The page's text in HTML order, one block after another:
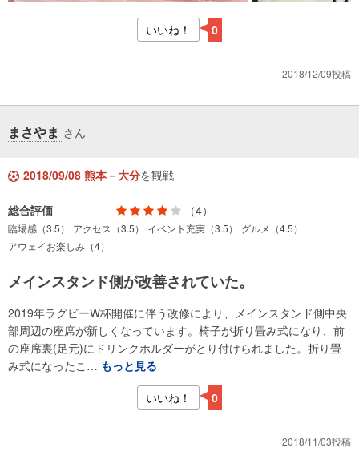
いいね！ 0
2018/12/09投稿
まさやま さん
2018/09/08 熊本－大分を観戦
総合評価 （4）
臨場感（3.5） アクセス（3.5） イベント充実（3.5）
グルメ（4.5）
アウェイお楽しみ（4）
メインスタンド側が改善されていた。
2019年ラグビーW杯開催に伴う改修により、メインスタンド側中央
部周辺の座席が新しくなっています。椅子が折り畳み式になり、前
の座席裏(足元)にドリンクホルダーがとり付けられました。折り畳
み式になったこ… もっと見る
いいね！
0
2018/11/03投稿